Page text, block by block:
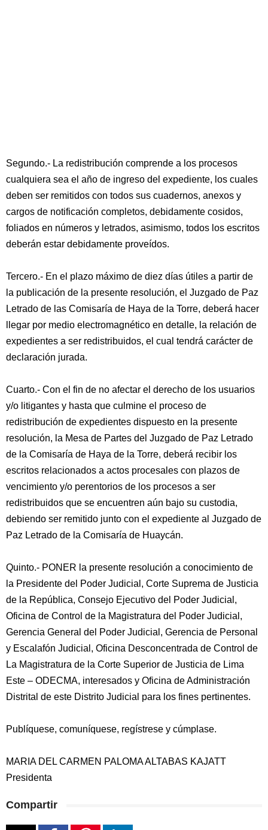
Segundo.- La redistribución comprende a los procesos
cualquiera sea el año de ingreso del expediente, los cuales
deben ser remitidos con todos sus cuadernos, anexos y
cargos de notificación completos, debidamente cosidos,
foliados en números y letrados, asimismo, todos los escritos
deberán estar debidamente proveídos.
Tercero.- En el plazo máximo de diez días útiles a partir de
la publicación de la presente resolución, el Juzgado de Paz
Letrado de las Comisaría de Haya de la Torre, deberá hacer
llegar por medio electromagnético en detalle, la relación de
expedientes a ser redistribuidos, el cual tendrá carácter de
declaración jurada.
Cuarto.- Con el fin de no afectar el derecho de los usuarios
y/o litigantes y hasta que culmine el proceso de
redistribución de expedientes dispuesto en la presente
resolución, la Mesa de Partes del Juzgado de Paz Letrado
de la Comisaría de Haya de la Torre, deberá recibir los
escritos relacionados a actos procesales con plazos de
vencimiento y/o perentorios de los procesos a ser
redistribuidos que se encuentren aún bajo su custodia,
debiendo ser remitido junto con el expediente al Juzgado de
Paz Letrado de la Comisaría de Huaycán.
Quinto.- PONER la presente resolución a conocimiento de
la Presidente del Poder Judicial, Corte Suprema de Justicia
de la República, Consejo Ejecutivo del Poder Judicial,
Oficina de Control de la Magistratura del Poder Judicial,
Gerencia General del Poder Judicial, Gerencia de Personal
y Escalafón Judicial, Oficina Desconcentrada de Control de
La Magistratura de la Corte Superior de Justicia de Lima
Este – ODECMA, interesados y Oficina de Administración
Distrital de este Distrito Judicial para los fines pertinentes.
Publíquese, comuníquese, regístrese y cúmplase.
MARIA DEL CARMEN PALOMA ALTABAS KAJATT
Presidenta
Compartir